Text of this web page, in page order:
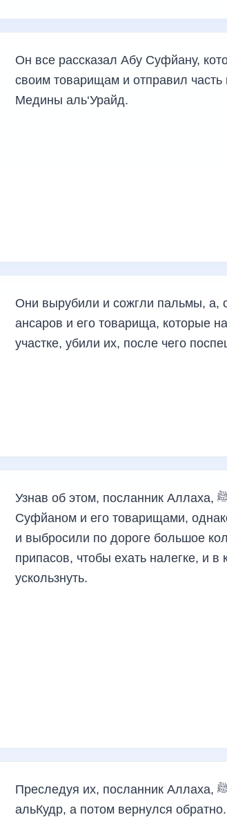
Он все рассказал Абу Суфйану,
своим товарищам и отправил часть
Медины аль‘Урайд.
Они вырубили и сожгли пальмы, а,
ансаров и его товарища, которые
участке, убили их, после чего
Узнав об этом, посланник Аллаха, ﷺ бросился в погоню за Абу
Суфйаном и его товарищами,
и выбросили по дороге большое
припасов, чтобы ехать налегке, и в
ускользнуть.
Преследуя их, посланник Аллаха, ﷺ добрался до Каркарат
альКудр, а потом вернулся обратно.